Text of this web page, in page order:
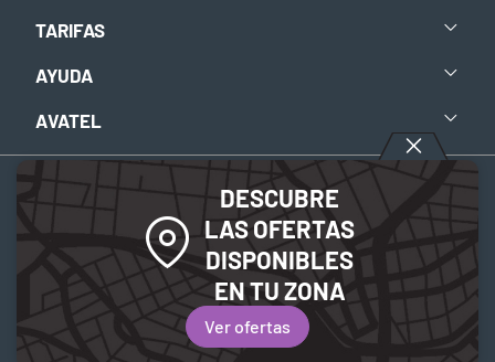
DESCUBRE
LAS OFERTAS
DISPONIBLES
EN TU ZONA
Ver ofertas
TARIFAS
AYUDA
AVATEL
Política de privacidad-Política de Cookies
© 2026 Avatel Telecom. Todos los derechos reservados.